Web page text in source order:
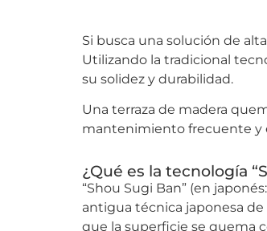
Si busca una solución de
Utilizando la tradicional
su solidez y durabilidad.
Una terraza de madera
mantenimiento frecuente y
¿Qué es la tecnología
“Shou Sugi Ban” (en
antigua técnica japonesa
que la superficie se quema